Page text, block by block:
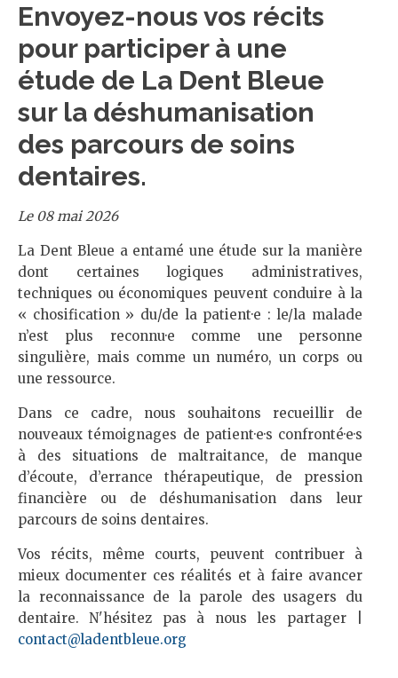
Envoyez-nous vos récits
pour participer à une
étude de La Dent Bleue
sur la déshumanisation
des parcours de soins
dentaires.
Le 08 mai 2026
La Dent Bleue a entamé une étude sur la manière
dont certaines logiques administratives,
techniques ou économiques peuvent conduire à la
« chosification » du/de la patient·e : le/la malade
n’est plus reconnu·e comme une personne
singulière, mais comme un numéro, un corps ou
une ressource.
Dans ce cadre, nous souhaitons recueillir de
nouveaux témoignages de patient·e·s confronté·e·s
à des situations de maltraitance, de manque
d’écoute, d’errance thérapeutique, de pression
financière ou de déshumanisation dans leur
parcours de soins dentaires.
Vos récits, même courts, peuvent contribuer à
mieux documenter ces réalités et à faire avancer
la reconnaissance de la parole des usagers du
dentaire. N'hésitez pas à nous les partager |
contact@ladentbleue.org